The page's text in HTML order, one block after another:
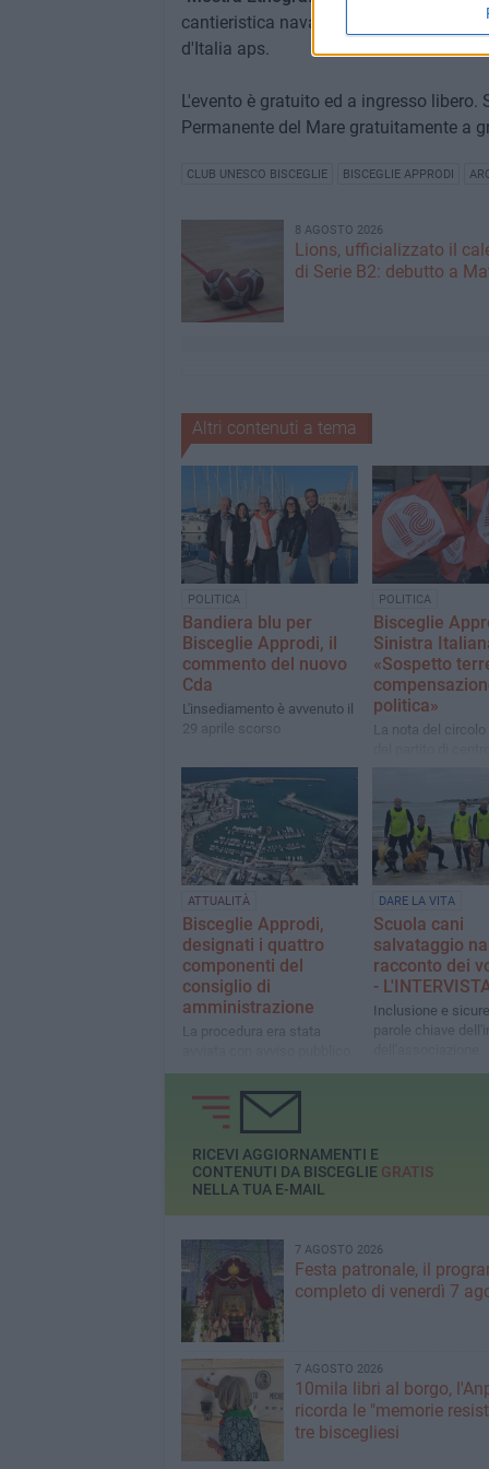
cantieristica navale e alla marineria
d'Italia aps.
L'evento è gratuito ed a ingresso
Permanente del Mare gratuitamente a
CLUB UNESCO BISCEGLIE BISCEGLIE APPRODI
8 AGOSTO 2026
Lions, ufficializzato il
di Serie B2: debutto a
Altri contenuti a tema
POLITICA
Bandiera blu per
Bisceglie Approdi, il
commento del nuovo
Cda
L'insediamento è avvenuto il
29 aprile scorso
POLITICA
Bisceglie
Sinistra
«Sospetto
politica»
La nota del circolo
ATTUALITÀ
Bisceglie Approdi,
designati i quattro
componenti del
consiglio di
amministrazione
La procedura era stata
L'ingegnere Nicola Ventura
proposto come presidente
DARE LA VITA
Scuola cani
salvataggio
racconto dei
-
Inclusione e
parole chiave
RICEVI AGGIORNAMENTI E
CONTENUTI DA BISCEGLIE GRATIS
NELLA TUA E-MAIL
7 AGOSTO 2026
Festa patronale, il
completo di venerdì 7
7 AGOSTO 2026
10mila libri al borgo,
ricorda le "memorie
tre biscegliesi